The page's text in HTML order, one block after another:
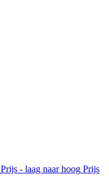
Prijs - laag naar hoog Prijs